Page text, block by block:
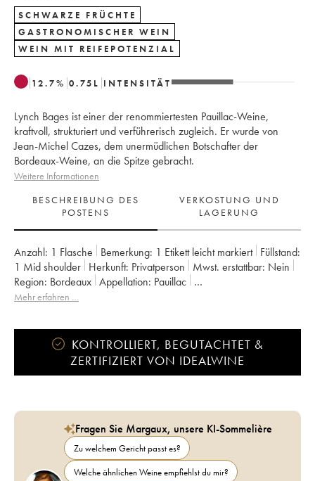
SCHWARZE FRÜCHTE
GASTRONOMISCHER WEIN
WEIN MIT REIFEPOTENZIAL
12.7% 0.75 L INTENSITÄT
Lynch Bages ist einer der renommiertesten Pauillac-Weine,
kraftvoll, strukturiert und verführerisch zugleich. Er wurde von
Jean-Michel Cazes, dem unermüdlichen Botschafter der
Bordeaux-Weine, an die Spitze gebracht.
Weitere Informationen
BESCHREIBUNG DES
POSTENS
VERKOSTUNG UND
LAGERUNG
Anzahl: 1 Flasche Bemerkung: 1 Etikett leicht markiert Füllstand:
1 Mid shoulder Herkunft: privatperson Mwst. erstattbar:
nein
Region:
Bordeaux Appellation: Pauillac
Klassifizierung:
Mehr erfahren …
KONTROLLIERT, BEGUTACHTET &
ZERTIFIZIERT VON IDEALWINE
Fragen Sie Margaux, unsere KI-Sommelière
Zu welchem Gericht passt es?
Welche ähnlichen Weine empfiehlst du mir?